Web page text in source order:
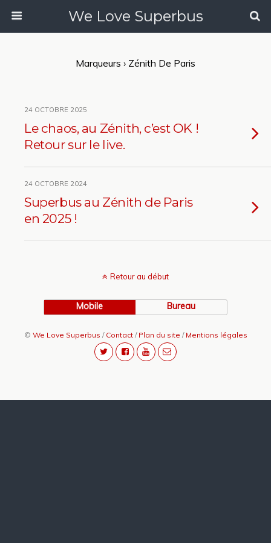
We Love Superbus
Marqueurs › Zénith De Paris
24 OCTOBRE 2025
Le chaos, au Zénith, c’est OK !
Retour sur le live.
24 OCTOBRE 2024
Superbus au Zénith de Paris
en 2025 !
Retour au début
Mobile Bureau
© We Love Superbus / Contact/ Plan du site / Mentions légales